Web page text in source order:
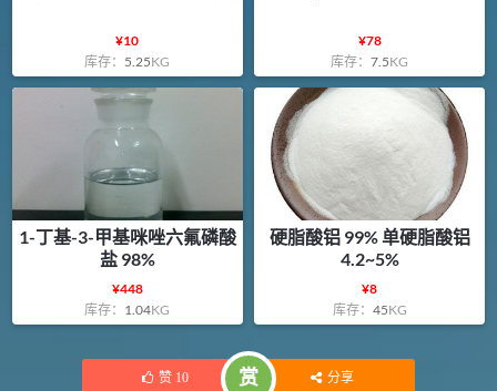
¥10
库存： 5.25KG
¥78
库存：7.5KG
1-丁基-3-甲基咪唑六氟磷酸
盐 98%
¥448
库存： 1.04KG
硬脂酸铝 99% 单硬脂酸铝
4.2~5%
¥8
库存： 45KG
赞 10 赏 分享